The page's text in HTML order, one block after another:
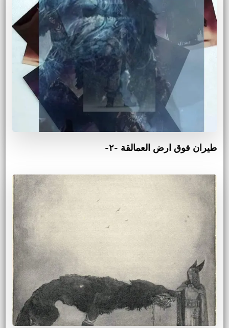
طيران فوق ارض العمالقة -٢-